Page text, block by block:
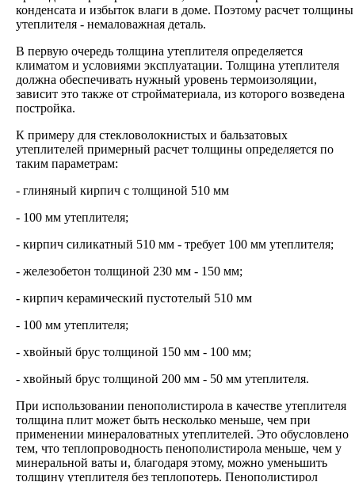
конденсата и избыток влаги в доме. Поэтому расчет толщины
утеплителя - немаловажная деталь.
В первую очередь толщина утеплителя определяется
климатом и условиями эксплуатации. Толщина утеплителя
должна обеспечивать нужный уровень термоизоляции,
зависит это также от стройматериала, из которого возведена
постройка.
К примеру для стекловолокнистых и бальзатовых
утеплителей примерный расчет толщины определяется по
таким параметрам:
- глиняный кирпич с толщиной 510 мм
- 100 мм утеплителя;
- кирпич силикатный 510 мм - требует 100 мм утеплителя;
- железобетон толщиной 230 мм - 150 мм;
- кирпич керамический пустотелый 510 мм
- 100 мм утеплителя;
- хвойный брус толщиной 150 мм - 100 мм;
- хвойный брус толщиной 200 мм - 50 мм утеплителя.
При использовании пенополистирола в качестве утеплителя
толщина плит может быть несколько меньше, чем при
применении минераловатных утеплителей. Это обусловлено
тем, что теплопроводность пенополистирола меньше, чем у
минеральной ваты и, благодаря этому, можно уменьшить
толщину утеплителя без теплопотерь. Пенополистирол